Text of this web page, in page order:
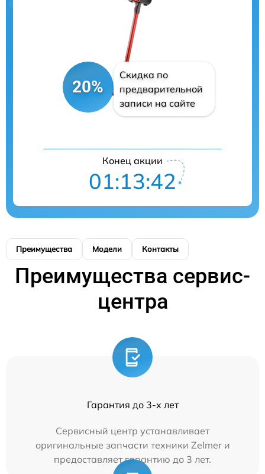
20%
Скидка по
предварительной
записи на сайте
Конец акции
01:13:42
Преимущества Модели Контакты
Преимущества сервис-
центра
Гарантия до 3-х лет
Сервисный центр устанавливает
оригинальные запчасти техники Zelmer и
предоставляет гарантию до 3 лет.